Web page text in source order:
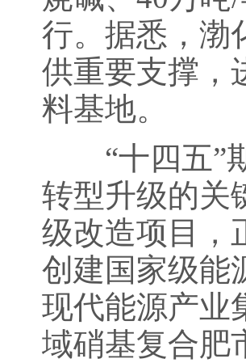
行。据悉，渤
供重要支撑，
料基地。
“十四五”期
转型升级的关
级改造项目，
创建国家级能
现代能源产业
域硝基复合肥